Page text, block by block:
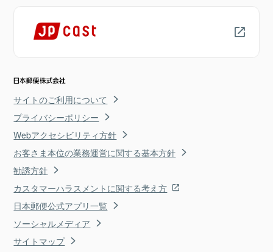
サイトのご利用について
プライバシーポリシー
Webアクセシビリティ方針
お客さま本位の業務運営に関する基本方針
勧誘方針
カスタマーハラスメントに関する考え方
日本郵便公式アプリ一覧
ソーシャルメディア
サイトマップ